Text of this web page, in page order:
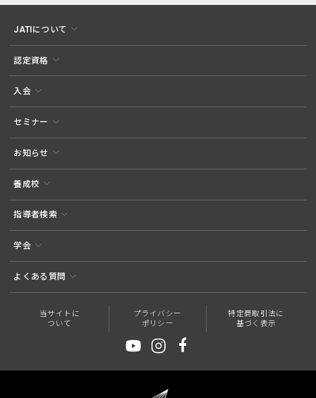
JATIについて
認定資格
入会
セミナー
お知らせ
養成校
指導者検索
学会
よくある質問
当サイトに
ついて
プライバシー
ポリシー
特定商取引法に
基づく表示